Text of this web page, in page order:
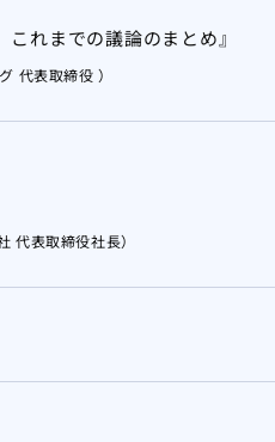
これまでの議論のまとめ』
代表取締役 ）
代表取締役社長）